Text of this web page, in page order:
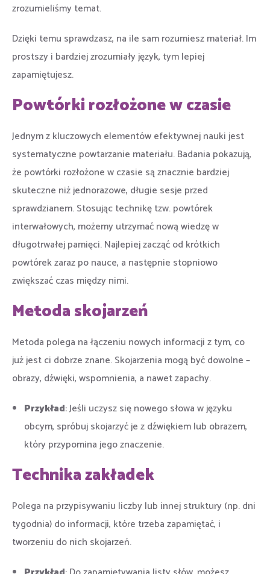
zrozumieliśmy temat.
Dzięki temu sprawdzasz, na ile sam rozumiesz materiał. Im
prostszy i bardziej zrozumiały język, tym lepiej
zapamiętujesz.
Powtórki rozłożone w czasie
Jednym z kluczowych elementów efektywnej nauki jest
systematyczne powtarzanie materiału. Badania pokazują,
że powtórki rozłożone w czasie są znacznie bardziej
skuteczne niż jednorazowe, długie sesje przed
sprawdzianem. Stosując technikę tzw. powtórek
interwałowych, możemy utrzymać nową wiedzę w
długotrwałej pamięci. Najlepiej zacząć od krótkich
powtórek zaraz po nauce, a następnie stopniowo
zwiększać czas między nimi.
Metoda skojarzeń
Metoda polega na łączeniu nowych informacji z tym, co
już jest ci dobrze znane. Skojarzenia mogą być dowolne –
obrazy, dźwięki, wspomnienia, a nawet zapachy.
Przykład: Jeśli uczysz się nowego słowa w języku
obcym, spróbuj skojarzyć je z dźwiękiem lub obrazem,
który przypomina jego znaczenie.
Technika zakładek
Polega na przypisywaniu liczby lub innej struktury (np. dni
tygodnia) do informacji, które trzeba zapamiętać, i
tworzeniu do nich skojarzeń.